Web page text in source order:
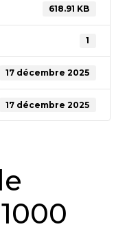
618.91 KB
1
17 décembre 2025
17 décembre 2025